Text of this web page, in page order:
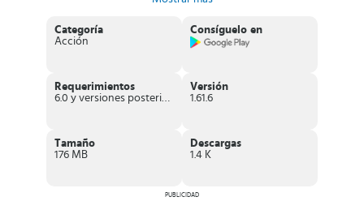
botón para apuntar y disparar el arma que tengas en uso.
Escoge tu manera de atacar
. Puedes realizar ataques cara a cara o
ejemplo, cuentas con
diferentes modelos de pistolas, escopetas,
rifles de largo alcance, lanzallamas, granadas, bombas
buscas volar y atacar de manera discreta selecciona a
También tienes a
, que es un poderoso asesino y si por el
contrario, deseas mantener el honor de tu clan, usa a
Categoría
Acción
Consíguelo en
Requerimientos
6.0 y versiones posteriores
Versión
1.61.6
Tamaño
176 MB
Descargas
1.4 K
PUBLICIDAD